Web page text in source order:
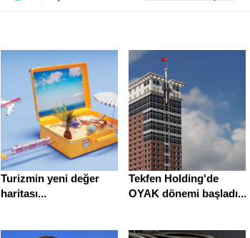
Turizmin yeni değer
haritası...
Tekfen Holding'de
OYAK dönemi başladı...